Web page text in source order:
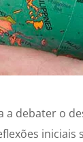
a debater o